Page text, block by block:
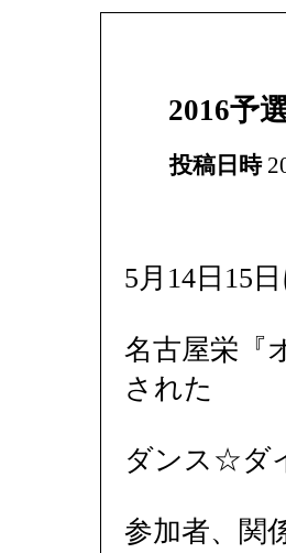
2016予
投稿日時
5月14日15
名古屋栄『
された
ダンス☆ダ
参加者、関